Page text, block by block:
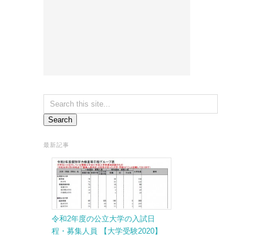
最新記事
令和2年度の公立大学の入試日
程・募集人員 【大学受験2020】